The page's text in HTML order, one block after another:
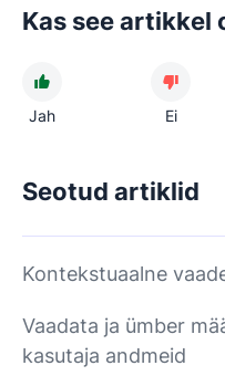
Kas see artikkel
Jah Ei
Seotud artiklid
Kontekstuaalne
Vaadata ja ümber
kasutaja andmeid